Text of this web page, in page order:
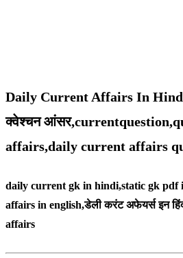
Daily Current Affairs In
क्वेश्चन
affairs,daily current affairs
daily current gk in hindi,static gk
affairs in english,डेली करंट अफेयर्स इन
affairs